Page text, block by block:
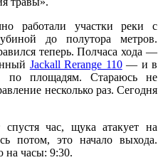
работали участки реки с
до полутора метров.
теперь. Полчаса хода —
Jackall Rerange 110— и в
по площадям. Стараюсь не
несколько раз. Сегодня
спустя час, щука атакует на
потом, это начало выхода.
на часы: 9:30.